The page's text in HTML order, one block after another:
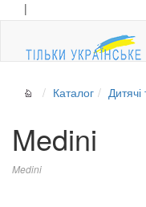
|
Каталог Дитячі
Medini
Medini